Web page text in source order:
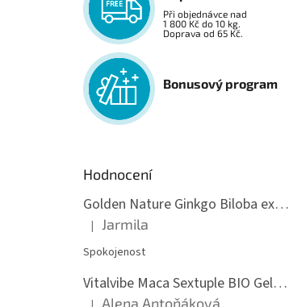
Při objednávce nad
1 800 Kč do 10 kg.
Doprava od 65 Kč.
Bonusový program
Hodnocení
Golden Nature Ginkgo Biloba extrakt 50:1 60mg, 100 kapslí
Hodnocení produktu je 5 z 5 hvězdiček.
| Jarmila
Spokojenost
Vitalvibe Maca Sextuple BIO Gelatinized 3-Complex, 60 kapslí
Alena Antoňáková